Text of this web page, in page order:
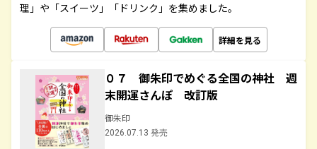
理」や「スイーツ」「ドリンク」を集めました。
詳細を見る
０７ 御朱印でめぐる全国の神社 週
末開運さんぽ 改訂版
御朱印
2026.07.13 発売